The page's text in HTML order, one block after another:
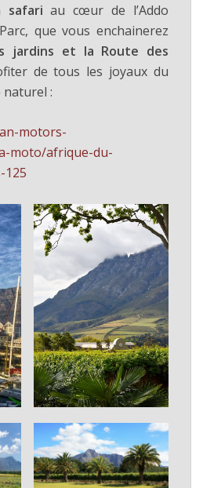
safari au cœur de l’Addo
que vous enchainerez
jardins et la Route des
de tous les joyaux du
naturel :
motors-
moto/afrique-du-